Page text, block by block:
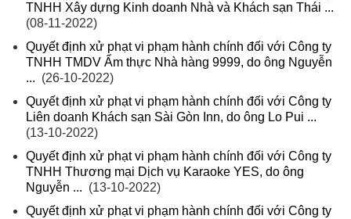
TNHH Xây dựng Kinh doanh Nhà và Khách sạn Thái ...
(08-11-2022)
Quyết định xử phạt vi phạm hành chính đối với Công ty
TNHH TMDV Ẩm thực Nhà hàng 9999, do ông Nguyễn
... (26-10-2022)
Quyết định xử phạt vi phạm hành chính đối với Công ty
Liên doanh Khách sạn Sài Gòn Inn, do ông Lo Pui ...
(13-10-2022)
Quyết định xử phạt vi phạm hành chính đối với Công ty
TNHH Thương mại Dịch vụ Karaoke YES, do ông
Nguyễn ... (13-10-2022)
Quyết định xử phạt vi phạm hành chính đối với Công ty